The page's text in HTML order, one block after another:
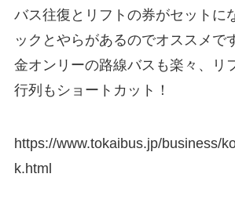
バス往復とリフトの券がセットに
ックとやらがあるのでオススメで
金オンリーの路線バスも楽々、リ
行列もショートカット！
https://www.tokaibus.jp/business/
k.html